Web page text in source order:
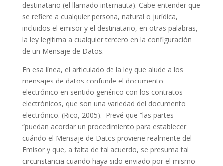
destinatario (el llamado internauta). Cabe entender que
se refiere a cualquier persona, natural o jurídica,
incluidos el emisor y el destinatario, en otras palabras,
la ley legitima a cualquier tercero en la configuración
de un Mensaje de Datos.
En esa línea, el articulado de la ley que alude a los
mensajes de datos confunde el documento
electrónico en sentido genérico con los contratos
electrónicos, que son una variedad del documento
electrónico. (Rico, 2005). Prevé que “las partes
“puedan acordar un procedimiento para establecer
cuándo el Mensaje de Datos proviene realmente del
Emisor y que, a falta de tal acuerdo, se presuma tal
circunstancia cuando haya sido enviado por el mismo